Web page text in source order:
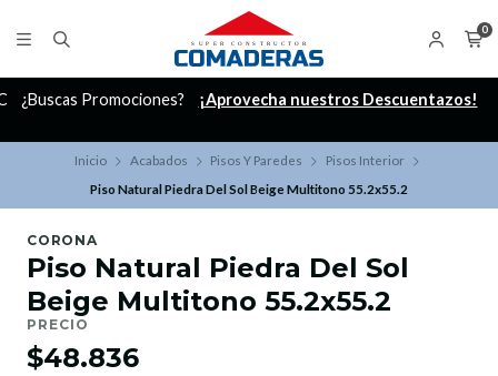
0
¿Buscas Promociones? ¡Aprovecha nuestros Descuentazos!
Inicio Acabados Pisos Y Paredes
Pisos Interior
Piso Natural Piedra Del Sol Beige Multitono 55.2x55.2
CORONA
Piso Natural Piedra Del Sol
Beige Multitono 55.2x55.2
PRECIO
$48.836